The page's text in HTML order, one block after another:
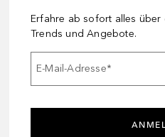
Erfahre ab sofort alles über
Trends und Angebote.
E-Mail-Adresse*